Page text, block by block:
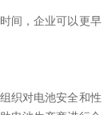
间，企业可以更早
织对电池安全和性